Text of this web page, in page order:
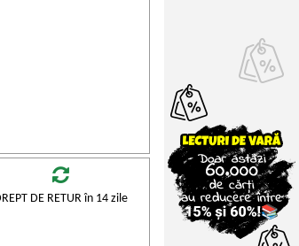
DE RETUR în 14 zile